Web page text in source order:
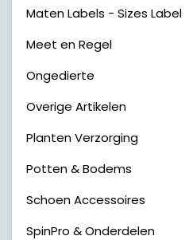
Maten Labels - Sizes Label
Meet en Regel
Ongedierte
Overige Artikelen
Planten Verzorging
Potten & Bodems
Schoen Accessoires
SpinPro & Onderdelen